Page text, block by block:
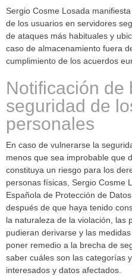
Sergio Cosme Losada
de los usuarios en servidores
de ataques más habituales y
caso de almacenamiento fuera
cumplimiento de los acuerdos
Notificación de
seguridad de
personales
En caso de vulnerarse la
menos que sea improbable que
constituya un riesgo para los
personas físicas, Sergio Cosme
Española de Protección de
después de que haya tenido
la naturaleza de la violación, las
pudieran derivarse y las
poner remedio a la brecha de
saber cuáles son las categorías
interesados y datos afectados.